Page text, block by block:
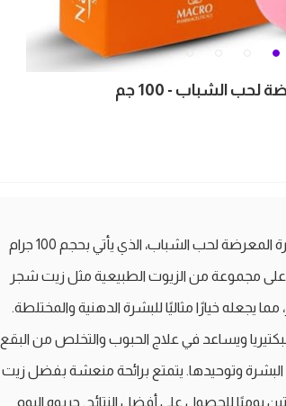
الشباب - 100 جم
اكتشفوا صابون ماكرو ناتري للبشرة المعرضة لحب الشباب، الذي يأتي بحجم 100 جرام
على مجموعة من الزيوت الطبيعية مثل زيت شجر
يجعله خيارًا مثاليًا للبشرة الدهنية والمختلطة.
ويساعد في علاج الحبوب والتخلص من البقع
البشرة وتوحيدها. يتمتع برائحة منعشة بفضل زيت
يوميًا للحصول على أفضل النتائج. جربوه اليوم